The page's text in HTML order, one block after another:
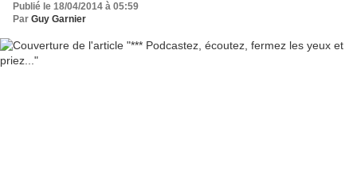
Publié le 18/04/2014 à 05:59
Par Guy Garnier